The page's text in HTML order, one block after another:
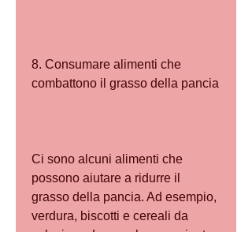
8. Consumare alimenti che
combattono il grasso della pancia
Ci sono alcuni alimenti che
possono aiutare a ridurre il
grasso della pancia. Ad esempio,
verdura, biscotti e cereali da